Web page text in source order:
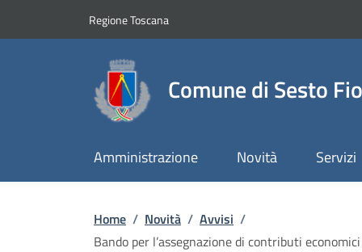
Regione ToscanaSlim top
Comune di Sesto
Amministrazione Novità Servizi
Briciole di pane
Home / Novità / Avvisi /
Bando per l’assegnazione di contributi